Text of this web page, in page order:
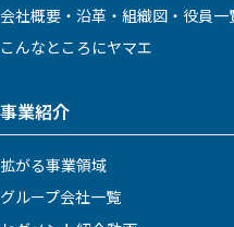
会社概要・沿革・組織図・役員一
こんなところにヤマエ
事業紹介
拡がる事業領域
グループ会社一覧